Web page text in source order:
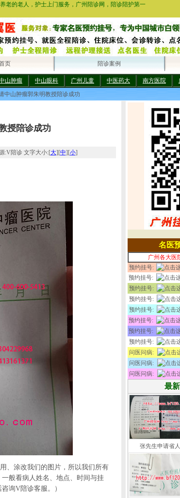
的老人，护士上门服务，广州陪诊网，陪诊陪护第一
页 陪诊案例
山肿瘤 中山眼科 广州儿童 中医药大 南方医院
中山肿瘤郭朱明教授陪诊成功
授陪诊成功
:V陪诊 文字大小:[大][中][小]
、涂改我们的图片，所以我们所有
般看病人姓名、地点、时间与挂
询V陪诊客服。）
名医
广州各大医
预约挂号:
预约挂号:
预约挂号:
预约挂号:
预约挂号:
预约挂号:
预约挂号:
预约挂号:
问医问病:
问医问病:
问医问病:
最
张先生申请省